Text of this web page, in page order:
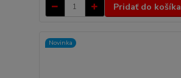
Pridať do košíka
Novinka